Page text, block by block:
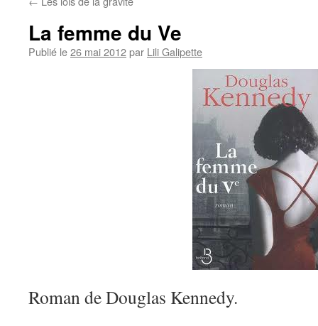
contenu
La femme du Ve
Publié le26 mai 2012par Lili Galipette
Roman de Douglas Kennedy.